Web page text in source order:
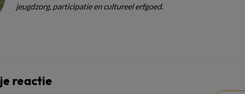
jeugdzorg, participatie en cultureel erfgoed.
reactie